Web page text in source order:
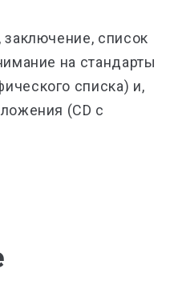
список
на стандарты
списка) и,
(CD с